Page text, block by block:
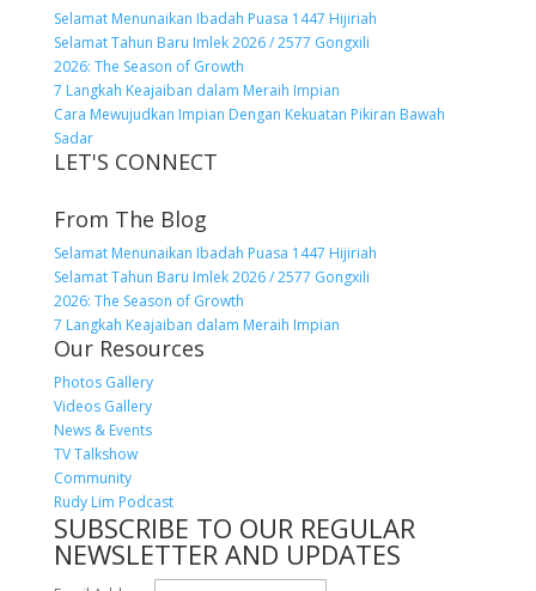
Selamat Menunaikan Ibadah Puasa 1447 Hijiriah
Selamat Tahun Baru Imlek 2026 / 2577 Gongxili
2026: The Season of Growth
7 Langkah Keajaiban dalam Meraih Impian
Cara Mewujudkan Impian Dengan Kekuatan Pikiran Bawah
Sadar
LET'S CONNECT
From The Blog
Selamat Menunaikan Ibadah Puasa 1447 Hijiriah
Selamat Tahun Baru Imlek 2026 / 2577 Gongxili
2026: The Season of Growth
7 Langkah Keajaiban dalam Meraih Impian
Our Resources
Photos Gallery
Videos Gallery
News & Events
TV Talkshow
Community
Rudy Lim Podcast
SUBSCRIBE TO OUR REGULAR
NEWSLETTER AND UPDATES